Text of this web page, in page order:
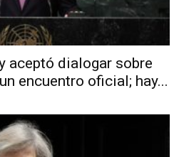
aceptó dialogar sobre
encuentro oficial; hay...